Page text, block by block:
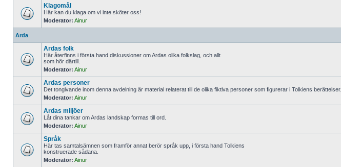
Klagomål
Här kan du klaga om vi inte sköter oss!
Moderator: Ainur
Arda
Ardas folk
Här återfinns i första hand diskussioner om Ardas olika folkslag, och allt
som hör därtill.
Moderator: Ainur
Ardas personer
Det tongivande inom denna avdelning är material relaterat till de olika fiktiva personer som figurerar i Tolkiens berättelser.
Moderator: Ainur
Ardas miljöer
Låt dina tankar om Ardas landskap formas till ord.
Moderator: Ainur
Språk
Här tas samtalsämnen som framför annat berör språk upp, i första hand Tolkiens
konstruerade sådana.
Moderator: Ainur